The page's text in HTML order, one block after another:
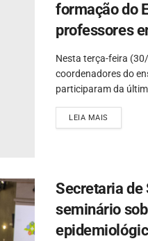
formação do
professores
Nesta terça-feira
coordenadores do
participaram da
LEIA MAIS
Secretaria de
seminário